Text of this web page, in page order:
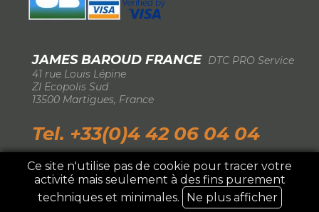
JAMES BAROUD FRANCE DTC PRO Service
-
41 rue Louis Lépine
-
ZI Ecopolis Sud
-13500 Martigues, France
Tel. +33(0)4 42 06 04 04
IMPORTATEUR EXCLUSIF FRANCE ©2026 DTC
Pro Service
Ce site n'utilise pas de cookie pour tracer votre
activité mais seulement à des fins purement
techniques et minimales.
Ne plus afficher